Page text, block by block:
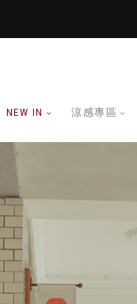
NEW IN 涼感專區